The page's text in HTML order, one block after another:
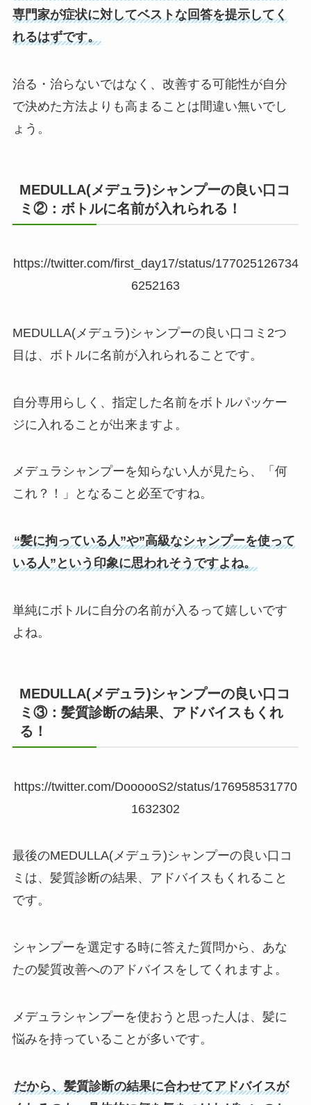
専門家が症状に対してベストな回答を提示してく
れるはずです。
治る・治らないではなく、改善する可能性が自分
で決めた方法よりも高まることは間違い無いでし
ょう。
MEDULLA(メデュラ)シャンプーの良い口コ
ミ②：ボトルに名前が入れられる！
https://twitter.com/first_day17/status/177025126734
6252163
MEDULLA(メデュラ)シャンプーの良い口コミ2つ
目は、ボトルに名前が入れられることです。
自分専用らしく、指定した名前をボトルパッケー
ジに入れることが出来ますよ。
メデュラシャンプーを知らない人が見たら、「何
これ？！」となること必至ですね。
“髪に拘っている人”や”高級なシャンプーを使って
いる人”という印象に思われそうですよね。
単純にボトルに自分の名前が入るって嬉しいです
よね。
MEDULLA(メデュラ)シャンプーの良い口コ
ミ③：髪質診断の結果、アドバイスもくれ
る！
https://twitter.com/DoooooS2/status/176958531770
1632302
最後のMEDULLA(メデュラ)シャンプーの良い口コ
ミは、髪質診断の結果、アドバイスもくれること
です。
シャンプーを選定する時に答えた質問から、あな
たの髪質改善へのアドバイスをしてくれますよ。
メデュラシャンプーを使おうと思った人は、髪に
悩みを持っていることが多いです。
だから、髪質診断の結果に合わせてアドバイスが